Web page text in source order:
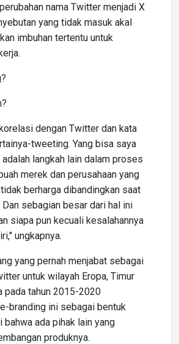
nama Twitter menjadi X
yang tidak masuk akal
imbuhan tertentu untuk
dengan Twitter dan kata
tweeting. Yang bisa saya
langkah lain dalam proses
merek dan perusahaan yang
berharga dibandingkan saat
sebagian besar dari hal ini
siapa pun kecuali kesalahannya
ungkapnya.
yang pernah menjabat sebagai
untuk wilayah Eropa, Timur
pada tahun 2015-2020
branding ini sebagai bentuk
bahwa ada pihak lain yang
produknya.